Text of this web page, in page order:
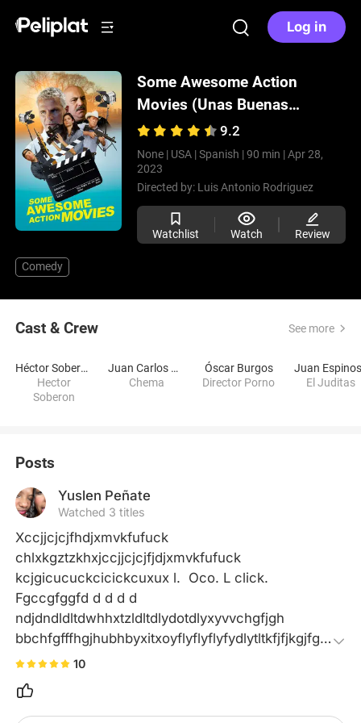
Log in
Some Awesome Action
Movies (Unas Buenas
Peliculas de Acción)
9.2
None | USA | Spanish | 90 min | Apr 28,
2023
Directed by: Luis Antonio Rodriguez
Watchlist Watch Review
Comedy
Cast & Crew See more
Héctor Soberón
Hector
Soberon
Juan Carlos Casasola
Chema
Óscar Burgos
Director Porno
Juan
El Juditas
Posts
Yuslen Peñate
Watched 3 titles
Xccjjcjcjfhdjxmvkfufuck
chlxkgztzkhxjccjjcjcjfjdjxmvkfufuck
kcjgicucuckcicickcuxux l.  Oco. L click.
Fgccgfggfd d d d d
ndjdndldltdwhhxtzldltdlydotdlyxyvvchgfjgh
bbchfgfffhgjhubhbyxitxoyflyflyflyfydlytltkfjfjkgjfgkj
fkgjdejruwyeh. Fkjffjkggkgkjccn. Ckckcnckncn.
N. Ncnckcjcjgkjfgkxjck
bckgkdhgickckjffkdjtwgidyughñfjfjshfjfkftfkxigjdje
bfjfjfkfxkfkfkkfkfkfkfkfkfkfkff fjcjchchjc f f
10